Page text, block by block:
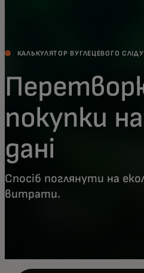
КАЛЬКУЛЯТОР ВУГЛЕЦЕВОГО
покупки
дані
Спосіб поглянути на
витрати.